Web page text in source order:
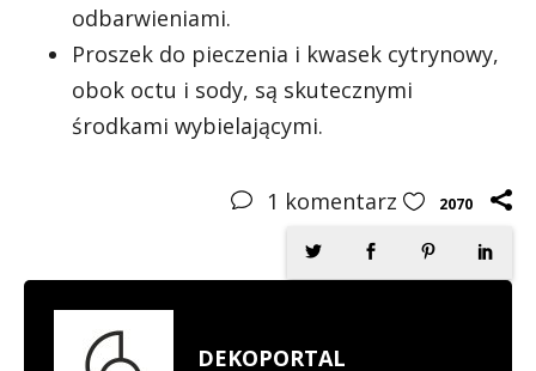
odbarwieniami.
Proszek do pieczenia i kwasek cytrynowy,
obok octu i sody, są skutecznymi
środkami wybielającymi.
1 komentarz 2070
DEKOPORTAL